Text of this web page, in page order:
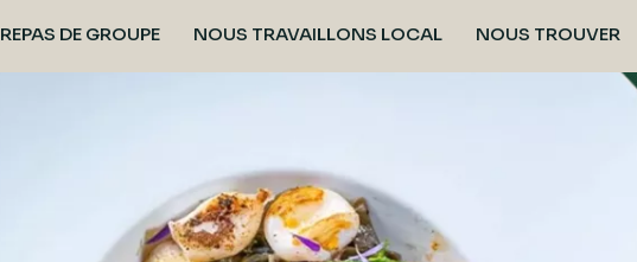
REPAS DE GROUPE NOUS TRAVAILLONS LOCAL NOUS TROUVER